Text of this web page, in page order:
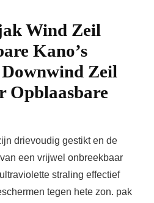
Wind Zeil
Kano’s
Zeil
drievoudig gestikt en de
een vrijwel onbreekbaar
straling effectief
tegen hete zon. pak